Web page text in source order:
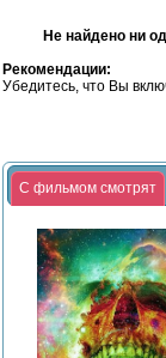
Не найдено ни
Рекомендации:
Убедитесь, что Вы
С фильмом смотрят